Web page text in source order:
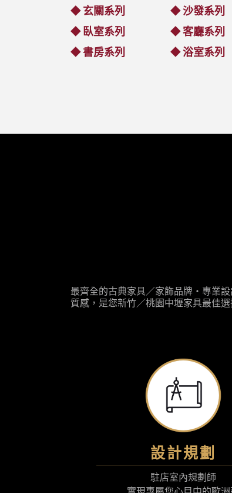
◆玄關系列 ◆沙發系列
◆臥室系列 ◆客廳系列
◆書房系列 ◆浴室系列
最齊全的古典家具／家飾品牌‧專業
質感，是您新竹／桃園中壢家具最佳
設計規劃
駐店室內規劃師